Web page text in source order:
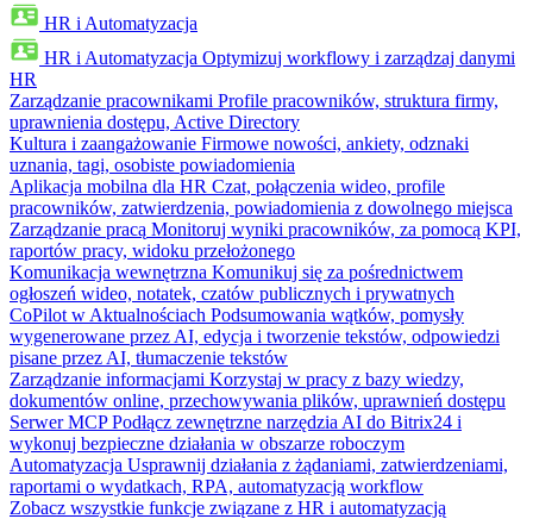
HR i Automatyzacja
HR i Automatyzacja Optymizuj workflowy i zarządzaj danymi
HR
Zarządzanie pracownikami Profile pracowników, struktura firmy,
uprawnienia dostępu, Active Directory
Kultura i zaangażowanie Firmowe nowości, ankiety, odznaki
uznania, tagi, osobiste powiadomienia
Aplikacja mobilna dla HR Czat, połączenia wideo, profile
pracowników, zatwierdzenia, powiadomienia z dowolnego miejsca
Zarządzanie pracą Monitoruj wyniki pracowników, za pomocą KPI,
raportów pracy, widoku przełożonego
Komunikacja wewnętrzna Komunikuj się za pośrednictwem
ogłoszeń wideo, notatek, czatów publicznych i prywatnych
CoPilot w Aktualnościach Podsumowania wątków, pomysły
wygenerowane przez AI, edycja i tworzenie tekstów, odpowiedzi
pisane przez AI, tłumaczenie tekstów
Zarządzanie informacjami Korzystaj w pracy z bazy wiedzy,
dokumentów online, przechowywania plików, uprawnień dostępu
Serwer MCP Podłącz zewnętrzne narzędzia AI do Bitrix24 i
wykonuj bezpieczne działania w obszarze roboczym
Automatyzacja Usprawnij działania z żądaniami, zatwierdzeniami,
raportami o wydatkach, RPA, automatyzacją workflow
Zobacz wszystkie funkcje związane z HR i automatyzacją